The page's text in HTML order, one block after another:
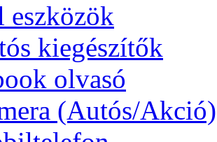
kiegészítők
olvasó
(Autós/Akció)